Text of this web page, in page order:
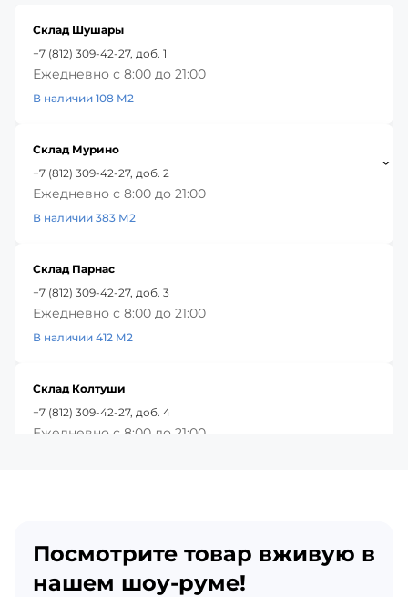
Склад Шушары
+7 (812) 309-42-27, доб. 1
Ежедневно с 8:00 до 21:00
В наличии 108 М2
Склад Мурино
+7 (812) 309-42-27, доб. 2
Ежедневно с 8:00 до 21:00
В наличии 383 М2
Склад Парнас
+7 (812) 309-42-27, доб. 3
Ежедневно с 8:00 до 21:00
В наличии 412 М2
Склад Колтуши
+7 (812) 309-42-27, доб. 4
Ежедневно с 8:00 до 21:00
Ежедневно с 8:00 до 21:00
В наличии 518 М2
Посмотрите товар вживую в
нашем шоу-руме!